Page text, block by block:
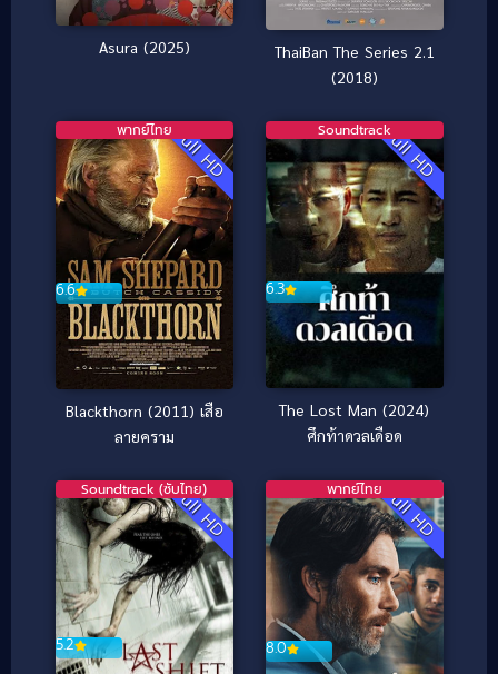
Asura (2025)
ThaiBan The Series 2.1
(2018)
Full HD
6.6
พากย์ไทย
Blackthorn (2011) เสือ
ลายคราม
Full HD
6.3
Soundtrack
The Lost Man (2024)
ศึกท้าดวลเดือด
Full HD
5.2
Soundtrack (ซับไทย) Full HD
8.0
พากย์ไทย